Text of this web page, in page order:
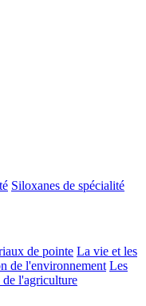
Siloxanes de spécialité
de pointe La vie et les
de l'environnement Les
de l'agriculture